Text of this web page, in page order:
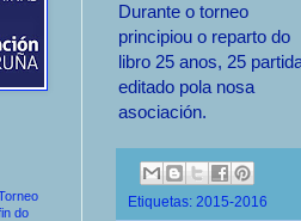
Durante o torneo
principiou o reparto do
libro 25 anos, 25
editado pola nosa
asociación.
Etiquetas: 2015-2016
do